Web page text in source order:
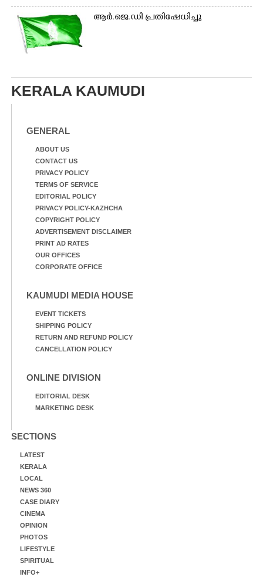
ആർ.ജെ.ഡി പ്രതിഷേധിച്ചു
KERALA KAUMUDI
GENERAL
ABOUT US
CONTACT US
PRIVACY POLICY
TERMS OF SERVICE
EDITORIAL POLICY
PRIVACY POLICY-KAZHCHA
COPYRIGHT POLICY
ADVERTISEMENT DISCLAIMER
PRINT AD RATES
OUR OFFICES
CORPORATE OFFICE
KAUMUDI MEDIA HOUSE
EVENT TICKETS
SHIPPING POLICY
RETURN AND REFUND POLICY
CANCELLATION POLICY
ONLINE DIVISION
EDITORIAL DESK
MARKETING DESK
SECTIONS
LATEST
KERALA
LOCAL
NEWS 360
CASE DIARY
CINEMA
OPINION
PHOTOS
LIFESTYLE
SPIRITUAL
INFO+